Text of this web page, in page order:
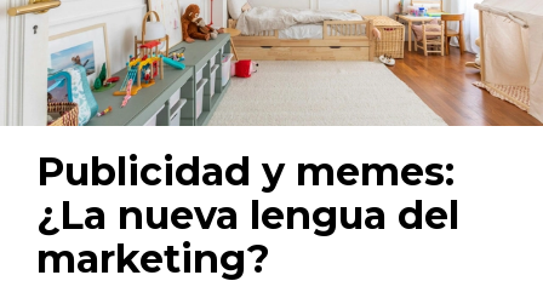
Publicidad y memes:
¿La nueva lengua del
marketing?